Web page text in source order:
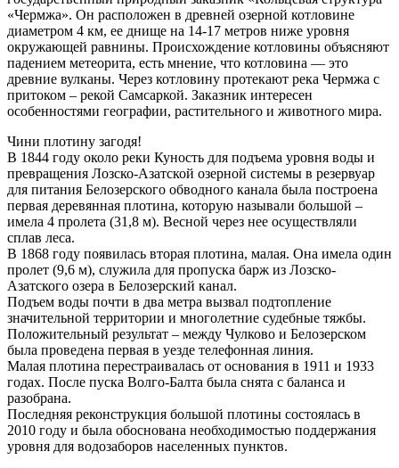
«Чермжа». Он расположен в древней озерной котловине
диаметром 4 км, ее днище на 14-17 метров ниже уровня
окружающей равнины. Происхождение котловины объясняют
падением метеорита, есть мнение, что котловина — это
древние вулканы. Через котловину протекают река Чермжа с
притоком – рекой Самсаркой. Заказник интересен
особенностями географии, растительного и животного мира.
Чини плотину загодя!
В 1844 году около реки Куность для подъема уровня воды и
превращения Лозско-Азатской озерной системы в резервуар
для питания Белозерского обводного канала была построена
первая деревянная плотина, которую называли большой –
имела 4 пролета (31,8 м). Весной через нее осуществляли
сплав леса.
В 1868 году появилась вторая плотина, малая. Она имела один
пролет (9,6 м), служила для пропуска барж из Лозско-
Азатского озера в Белозерский канал.
Подъем воды почти в два метра вызвал подтопление
значительной территории и многолетние судебные тяжбы.
Положительный результат – между Чулково и Белозерском
была проведена первая в уезде телефонная линия.
Малая плотина перестраивалась от основания в 1911 и 1933
годах. После пуска Волго-Балта была снята с баланса и
разобрана.
Последняя реконструкция большой плотины состоялась в
2010 году и была обоснована необходимостью поддержания
уровня для водозаборов населенных пунктов.